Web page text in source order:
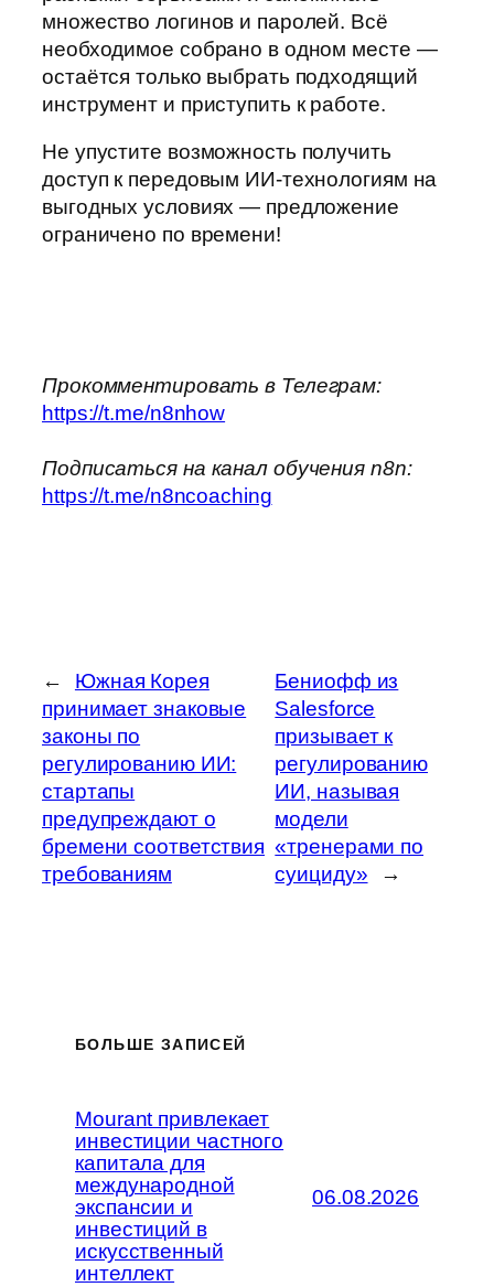
множество логинов и паролей. Всё
необходимое собрано в одном месте —
остаётся только выбрать подходящий
инструмент и приступить к работе.
Не упустите возможность получить
доступ к передовым ИИ‑технологиям на
выгодных условиях — предложение
ограничено по времени!
Прокомментировать в Телеграм:
https://t.me/n8nhow
Подписаться на канал обучения n8n:
https://t.me/n8ncoaching
←
Южная Корея
принимает знаковые
законы по
регулированию ИИ:
стартапы
предупреждают о
бремени соответствия
требованиям
Бениофф из
Salesforce
призывает к
регулированию
ИИ, называя
модели
«тренерами по
суициду»
→
БОЛЬШЕ ЗАПИСЕЙ
Mourant привлекает
инвестиции частного
капитала для
международной
экспансии и
инвестиций в
искусственный
интеллект
06.08.2026